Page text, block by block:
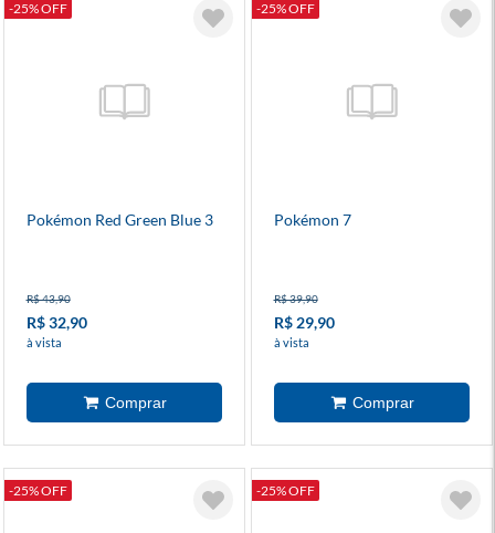
-25% OFF
Pokémon Red Green Blue 3
R$ 43,90
R$ 32,90
à vista
-25% OFF
Pokémon 7
R$ 39,90
R$ 29,90
à vista
-25% OFF -25% OFF